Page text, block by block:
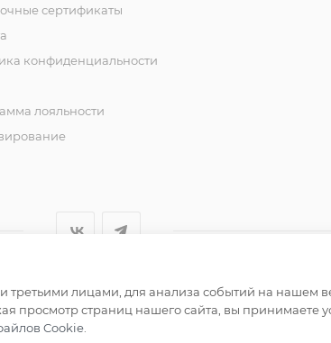
сертификаты
конфиденциальности
лояльности
лицами, для анализа событий на нашем
просмотр страниц нашего сайта, вы принимаете
Cookie